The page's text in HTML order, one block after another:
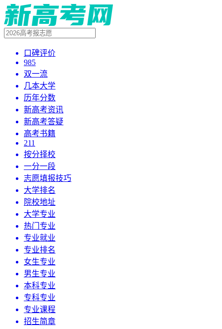
口碑评价
985
双一流
几本大学
历年分数
新高考资讯
新高考答疑
高考书籍
211
按分择校
一分一段
志愿填报技巧
大学排名
院校地址
大学专业
热门专业
专业就业
专业排名
女生专业
男生专业
本科专业
专科专业
专业课程
招生简章